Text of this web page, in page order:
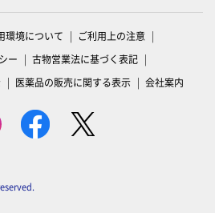
環境について
ご利用上の注意
ー
古物営業法に基づく表記
医薬品の販売に関する表示 会社案内